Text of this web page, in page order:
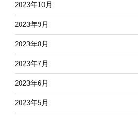
2023年10月
2023年9月
2023年8月
2023年7月
2023年6月
2023年5月